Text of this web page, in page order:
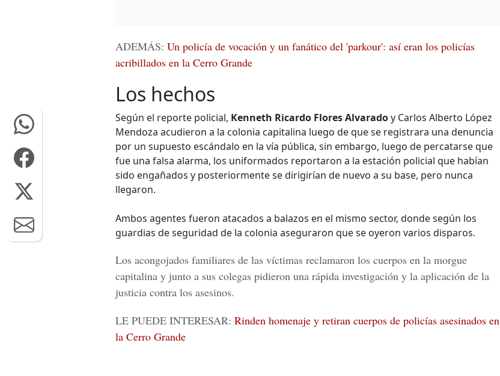
ADEMÁS: Un policía de vocación y un fanático del 'parkour': así eran los policías
acribillados en la Cerro Grande
Los hechos
Según el reporte policial, Kenneth Ricardo Flores Alvaradoy Carlos Alberto López
Mendoza acudieron a la colonia capitalina luego de que se registrara una denuncia
por un supuesto escándalo en la vía pública, sin embargo, luego de percatarse que
fue una falsa alarma, los uniformados reportaron a la estación policial que habían
sido engañados y posteriormente se dirigirían de nuevo a su base, pero nunca
llegaron.
Ambos agentes fueron atacados a balazos en el mismo sector, donde según los
guardias de seguridad de la colonia aseguraron que se oyeron varios disparos.
Los acongojados familiares de las víctimas reclamaron los cuerpos en la morgue
capitalina y junto a sus colegas pidieron una rápida investigación y la aplicación de la
justicia contra los asesinos.
LE PUEDE INTERESAR: Rinden homenaje y retiran cuerpos de policías asesinados en
la Cerro Grande